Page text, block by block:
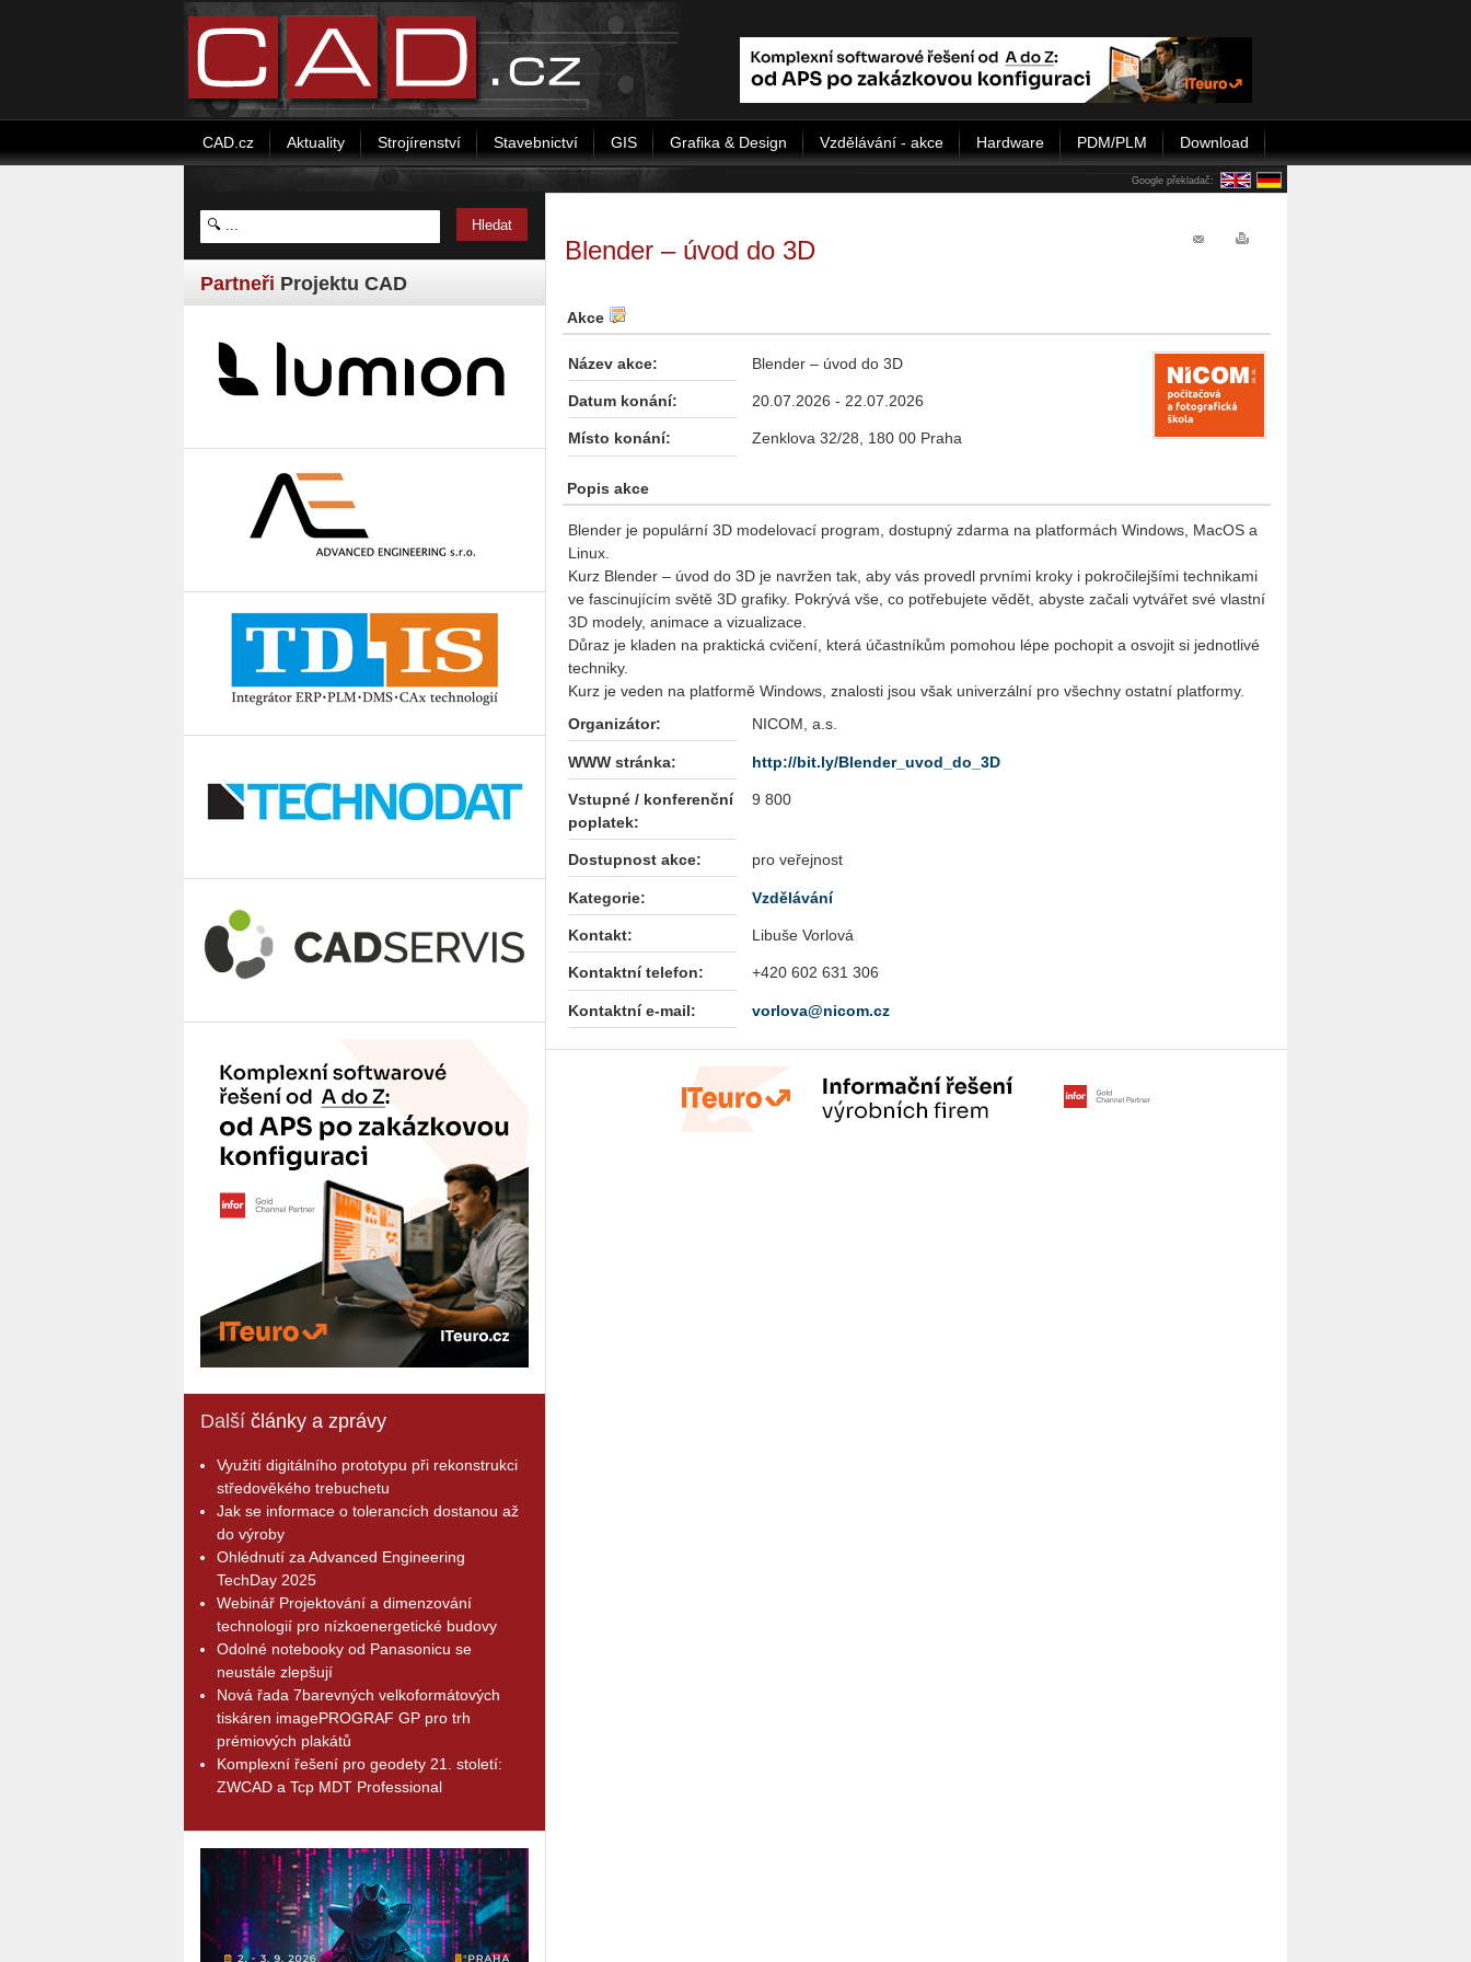
CAD.cz Aktuality Strojírenství Stavebnictví GIS Grafika & Design Vzdělávání - akce Hardware PDM/PLM Download
Google překladač:
Partneři Projektu CAD
Další články a zprávy
Využití digitálního prototypu při rekonstrukci
středověkého trebuchetu
Jak se informace o tolerancích dostanou až
do výroby
Ohlédnutí za Advanced Engineering
TechDay 2025
Webinář Projektování a dimenzování
technologií pro nízkoenergetické budovy
Odolné notebooky od Panasonicu se
neustále zlepšují
Nová řada 7barevných velkoformátových
tiskáren imagePROGRAF GP pro trh
prémiových plakátů
Komplexní řešení pro geodety 21. století:
ZWCAD a Tcp MDT Professional
Blender – úvod do 3D
Akce
Název akce: Blender – úvod do 3D
Datum konání: 20.07.2026 - 22.07.2026
Místo konání: Zenklova 32/28, 180 00 Praha
Popis akce
Blender je populární 3D modelovací program, dostupný zdarma na platformách Windows, MacOS a
Linux.
Kurz Blender – úvod do 3D je navržen tak, aby vás provedl prvními kroky i pokročilejšími technikami
ve fascinujícím světě 3D grafiky. Pokrývá vše, co potřebujete vědět, abyste začali vytvářet své vlastní
3D modely, animace a vizualizace.
Důraz je kladen na praktická cvičení, která účastníkům pomohou lépe pochopit a osvojit si jednotlivé
techniky.
Kurz je veden na platformě Windows, znalosti jsou však univerzální pro všechny ostatní platformy.
Organizátor:
NICOM, a.s.
WWW stránka: http://bit.ly/Blender_uvod_do_3D
Vstupné / konferenční
poplatek:
9 800
Dostupnost akce: pro veřejnost
Kategorie: Vzdělávání
Kontakt: Libuše Vorlová
Kontaktní telefon: +420 602 631 306
Kontaktní e-mail: vorlova@nicom.cz